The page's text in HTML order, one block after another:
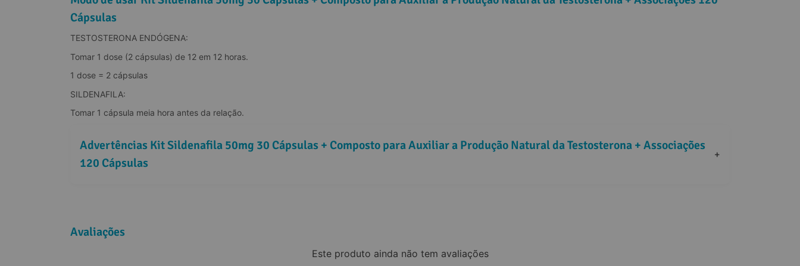
Cápsulas
TESTOSTERONA ENDÓGENA:
Tomar 1 dose (2 cápsulas) de 12 em 12 horas.
1 dose = 2 cápsulas
SILDENAFILA:
Tomar 1 cápsula meia hora antes da relação.
Advertências Kit Sildenafila 50mg 30 Cápsulas + Composto para Auxiliar a Produção Natural da Testosterona + Associações
120 Cápsulas
+
Avaliações
Este produto ainda não tem avaliações